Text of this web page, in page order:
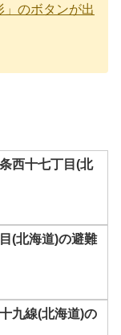
のボタンが出
西十七丁目(北
(北海道)の避難
九線(北海道)の